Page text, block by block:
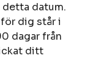
detta datum.
dig står i
dagar från
ditt